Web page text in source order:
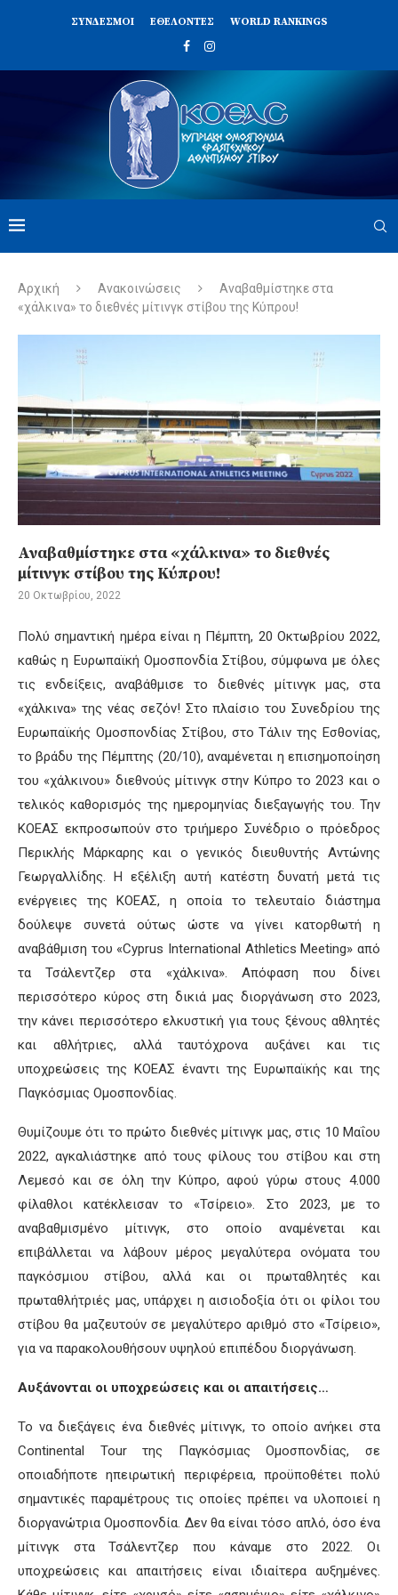
ΣΥΝΔΈΣΜΟΙ ΕΘΕΛΟΝΤΈΣ WORLD RANKINGS
Αρχική Ανακοινώσεις
Αναβαθμίστηκε στα
«χάλκινα» το διεθνές μίτινγκ στίβου της Κύπρου!
Αναβαθμίστηκε στα «χάλκινα» το διεθνές
μίτινγκ στίβου της Κύπρου!
20 Οκτωβρίου, 2022
Πολύ σημαντική ημέρα είναι η Πέμπτη, 20 Οκτωβρίου 2022,
καθώς η Ευρωπαϊκή Ομοσπονδία Στίβου, σύμφωνα με όλες
τις ενδείξεις, αναβάθμισε το διεθνές μίτινγκ μας, στα
«χάλκινα» της νέας σεζόν! Στο πλαίσιο του Συνεδρίου της
Ευρωπαϊκής Ομοσπονδίας Στίβου, στο Τάλιν της Εσθονίας,
το βράδυ της Πέμπτης (20/10), αναμένεται η επισημοποίηση
του «χάλκινου» διεθνούς μίτινγκ στην Κύπρο το 2023 και ο
τελικός καθορισμός της ημερομηνίας διεξαγωγής του. Την
ΚΟΕΑΣ εκπροσωπούν στο τριήμερο Συνέδριο ο πρόεδρος
Περικλής Μάρκαρης και ο γενικός διευθυντής Αντώνης
Γεωργαλλίδης. Η εξέλιξη αυτή κατέστη δυνατή μετά τις
ενέργειες της ΚΟΕΑΣ, η οποία το τελευταίο διάστημα
δούλεψε συνετά ούτως ώστε να γίνει κατορθωτή η
αναβάθμιση του «Cyprus International Athletics Meeting» από
τα Τσάλεντζερ στα «χάλκινα». Απόφαση που δίνει
περισσότερο κύρος στη δικιά μας διοργάνωση στο 2023,
την κάνει περισσότερο ελκυστική για τους ξένους αθλητές
και αθλήτριες, αλλά ταυτόχρονα αυξάνει και τις
υποχρεώσεις της ΚΟΕΑΣ έναντι της Ευρωπαϊκής και της
Παγκόσμιας Ομοσπονδίας.
Θυμίζουμε ότι το πρώτο διεθνές μίτινγκ μας, στις 10 Μαΐου
2022, αγκαλιάστηκε από τους φίλους του στίβου και στη
Λεμεσό και σε όλη την Κύπρο, αφού γύρω στους 4.000
φίλαθλοι κατέκλεισαν το «Τσίρειο». Στο 2023, με το
αναβαθμισμένο μίτινγκ, στο οποίο αναμένεται και
επιβάλλεται να λάβουν μέρος μεγαλύτερα ονόματα του
παγκόσμιου στίβου, αλλά και οι πρωταθλητές και
πρωταθλήτριές μας, υπάρχει η αισιοδοξία ότι οι φίλοι του
στίβου θα μαζευτούν σε μεγαλύτερο αριθμό στο «Τσίρειο»,
για να παρακολουθήσουν υψηλού επιπέδου διοργάνωση.
Αυξάνονται οι υποχρεώσεις και οι απαιτήσεις…
Το να διεξάγεις ένα διεθνές μίτινγκ, το οποίο ανήκει στα
Continental Tour της Παγκόσμιας Ομοσπονδίας, σε
οποιαδήποτε ηπειρωτική περιφέρεια, προϋποθέτει πολύ
σημαντικές παραμέτρους τις οποίες πρέπει να υλοποιεί η
διοργανώτρια Ομοσπονδία. Δεν θα είναι τόσο απλό, όσο ένα
μίτινγκ στα Τσάλεντζερ που κάναμε στο 2022. Οι
υποχρεώσεις και απαιτήσεις είναι ιδιαίτερα αυξημένες.